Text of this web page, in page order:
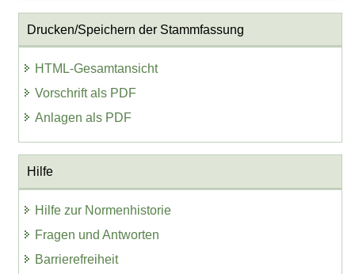
Drucken/Speichern der Stammfassung
HTML-Gesamtansicht
Vorschrift als PDF
Anlagen als PDF
Hilfe
Hilfe zur Normenhistorie
Fragen und Antworten
Barrierefreiheit